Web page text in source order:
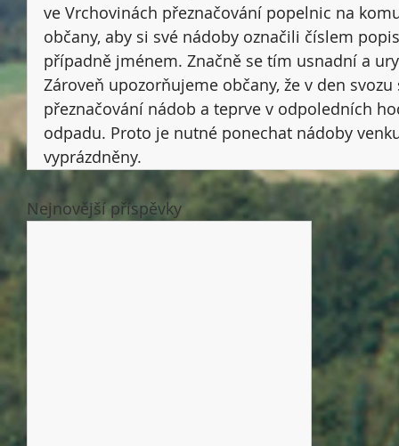
ve Vrchovinách přeznačování popelnic na
občany, aby si své nádoby označili číslem
případně jménem. Značně se tím usnadní a
Zároveň upozorňujeme občany, že v den
přeznačování nádob a teprve v odpoledních
odpadu. Proto je nutné ponechat nádoby
vyprázdněny.
Nejnovější příspěvky